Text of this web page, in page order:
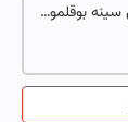
پخش امیران استار (فروش عمده گوشت بوقلمون،فروش سینه بوقلمون،فروش سینه بوقلمون،تولید کننده سینه بوقلمون،فروش گوشت شترمرغ،فروش تخم شترمرغ فروش گوشت مرغ)